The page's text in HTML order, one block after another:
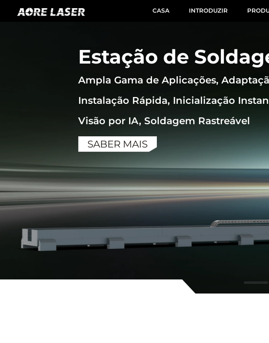
CASA INTRODUZIR
Estação de
Ampla Gama de Aplicações,
Instalação Rápida, Inicialização
Visão por IA, Soldagem Rastreável
SABER MAIS